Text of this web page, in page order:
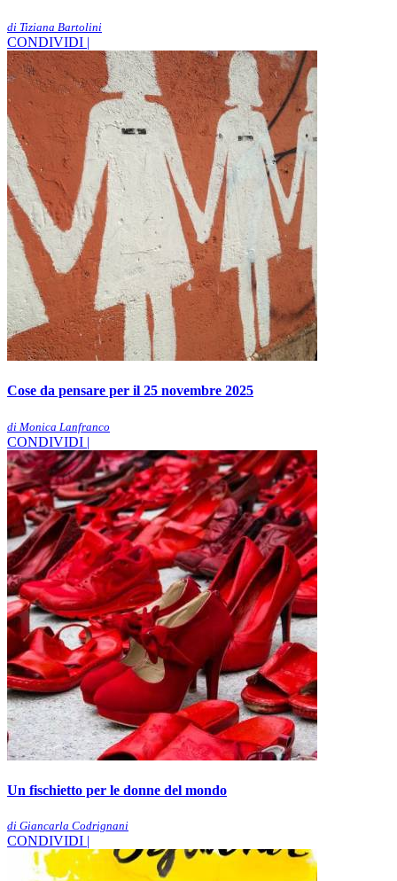
di Tiziana Bartolini
CONDIVIDI |
Cose da pensare per il 25 novembre 2025
di Monica Lanfranco
CONDIVIDI |
Un fischietto per le donne del mondo
di Giancarla Codrignani
CONDIVIDI |